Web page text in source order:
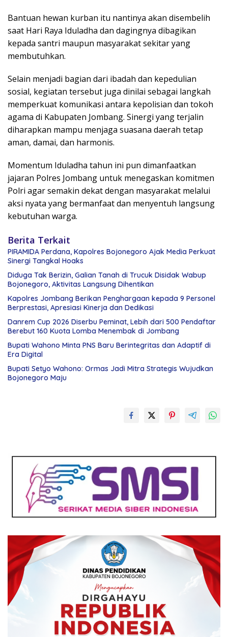
Bantuan hewan kurban itu nantinya akan disembelih
saat Hari Raya Iduladha dan dagingnya dibagikan
kepada santri maupun masyarakat sekitar yang
membutuhkan.
Selain menjadi bagian dari ibadah dan kepedulian
sosial, kegiatan tersebut juga dinilai sebagai langkah
memperkuat komunikasi antara kepolisian dan tokoh
agama di Kabupaten Jombang. Sinergi yang terjalin
diharapkan mampu menjaga suasana daerah tetap
aman, damai, dan harmonis.
Momentum Iduladha tahun ini pun dimanfaatkan
jajaran Polres Jombang untuk menegaskan komitmen
Polri agar semakin dekat dengan masyarakat melalui
aksi nyata yang bermanfaat dan menyentuh langsung
kebutuhan warga.
Berita Terkait
PIRAMIDA Perdana, Kapolres Bojonegoro Ajak Media Perkuat
Sinergi Tangkal Hoaks
Diduga Tak Berizin, Galian Tanah di Trucuk Disidak Wabup
Bojonegoro, Aktivitas Langsung Dihentikan
Kapolres Jombang Berikan Penghargaan kepada 9 Personel
Berprestasi, Apresiasi Kinerja dan Dedikasi
Danrem Cup 2026 Diserbu Peminat, Lebih dari 500 Pendaftar
Berebut 160 Kuota Lomba Menembak di Jombang
Bupati Wahono Minta PNS Baru Berintegritas dan Adaptif di
Era Digital
Bupati Setyo Wahono: Ormas Jadi Mitra Strategis Wujudkan
Bojonegoro Maju